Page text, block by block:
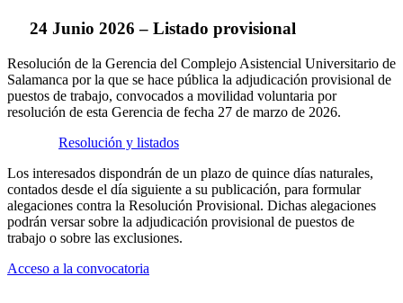
24 Junio 2026 – Listado provisional
Resolución de la Gerencia del Complejo Asistencial Universitario de
Salamanca por la que se hace pública la adjudicación provisional de
puestos de trabajo, convocados a movilidad voluntaria por
resolución de esta Gerencia de fecha 27 de marzo de 2026.
Resolución y listados
Los interesados dispondrán de un plazo de quince días naturales,
contados desde el día siguiente a su publicación, para formular
alegaciones contra la Resolución Provisional. Dichas alegaciones
podrán versar sobre la adjudicación provisional de puestos de
trabajo o sobre las exclusiones.
Acceso a la convocatoria